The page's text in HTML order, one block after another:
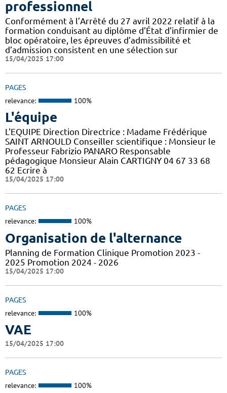
professionnel
Conformément à l’Arrêté du 27 avril 2022 relatif à la
formation conduisant au diplôme d’État d’infirmier de
bloc opératoire, les épreuves d’admissibilité et
d’admission consistent en une sélection sur
15/04/2025 17:00
PAGES
relevance: 100%
L'équipe
L'EQUIPE Direction Directrice : Madame Frédérique
SAINT ARNOULD Conseiller scientifique : Monsieur le
Professeur Fabrizio PANARO Responsable
pédagogique Monsieur Alain CARTIGNY 04 67 33 68
62 Ecrire à
15/04/2025 17:00
PAGES
relevance: 100%
Organisation de l'alternance
Planning de Formation Clinique Promotion 2023 -
2025 Promotion 2024 - 2026
15/04/2025 17:00
PAGES
relevance: 100%
VAE
15/04/2025 17:00
PAGES
relevance: 100%